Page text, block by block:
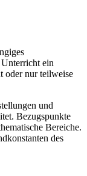
ein
oder nur teilweise
und
Bezugspunkte
Bereiche.
des